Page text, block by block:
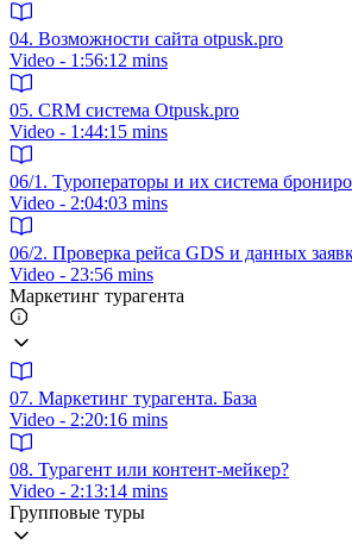
04. Возможности сайта otpusk.pro
Video - 1:56:12 mins
05. CRM система Otpusk.pro
Video - 1:44:15 mins
06/1. Туроператоры и их система
Video - 2:04:03 mins
06/2. Проверка рейса GDS и данных
Video - 23:56 mins
Маркетинг турагента
07. Маркетинг турагента. База
Video - 2:20:16 mins
08. Турагент или контент-мейкер?
Video - 2:13:14 mins
Групповые туры